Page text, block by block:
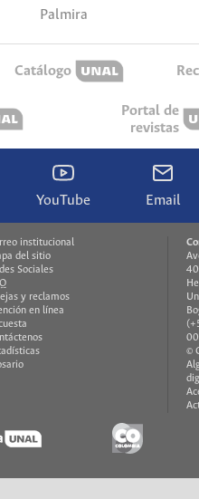
Palmira
Catálogo
Portal de
revistas
YouTube Email
institucional
del sitio
Sociales
y reclamos
en línea
©